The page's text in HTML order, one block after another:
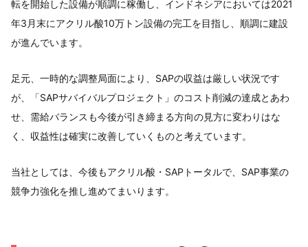
転を開始した設備が順調に稼働し、インドネシアにおいては2021
年3月末にアクリル酸10万トン設備の完工を目指し、順調に建設
が進んでいます。
足元、一時的な調整局面により、SAPの収益は厳しい状況です
が、「SAPサバイバルプロジェクト」のコスト削減の達成とあわ
せ、需給バランスも今後が引き締まる方向の見方に変わりはな
く、収益性は確実に改善していくものと考えています。
当社としては、今後もアクリル酸・SAPトータルで、SAP事業の
競争力強化を推し進めてまいります。